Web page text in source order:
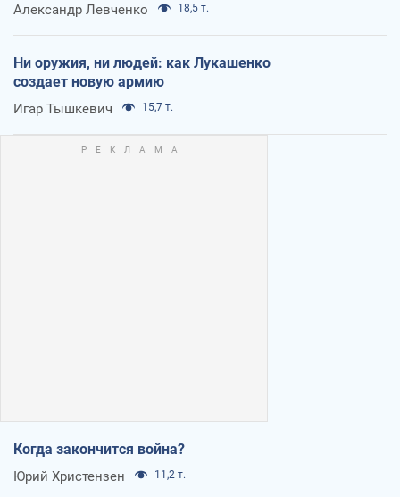
Александр Левченко 18,5 т.
Ни оружия, ни людей: как Лукашенко
создает новую армию
Игар Тышкевич 15,7 т.
Когда закончится война?
Юрий Христензен 11,2 т.